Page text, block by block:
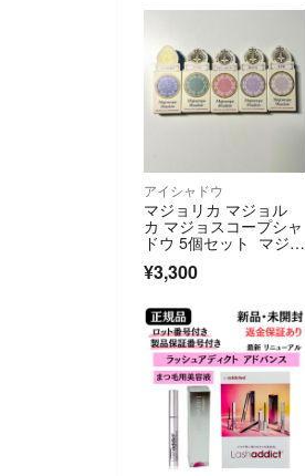
アイシャドウ
マジョリカ マジョル
カ マジョスコープシャ
ドウ 5個セット マジョ
¥3,300